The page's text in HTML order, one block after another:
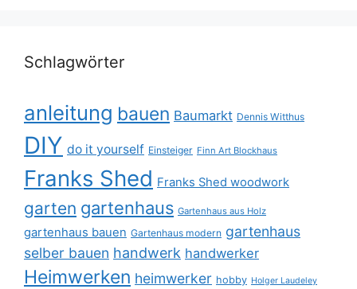
Schlagwörter
anleitung bauen Baumarkt Dennis Witthus
DIY do it yourself Einsteiger Finn Art Blockhaus
Franks Shed Franks Shed woodwork
garten gartenhaus Gartenhaus aus Holz
gartenhaus bauen Gartenhaus modern gartenhaus
selber bauen handwerk handwerker
Heimwerken heimwerker hobby Holger Laudeley